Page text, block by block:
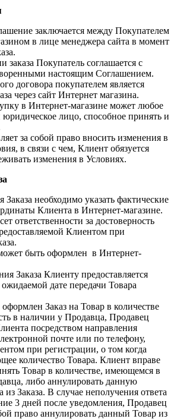
заключается между Покупателем
в лице менеджера сайта в момент
Покупатель соглашается с
настоящим Соглашением.
договора покупателем является
через сайт Интернет магазина.
в Интернет-магазине может любое
юридическое лицо, способное принять и
за собой право вносить изменения в
в связи с чем, Клиент обязуется
изменения в Условиях.
необходимо указать фактические
Клиента в Интернет-магазине.
ответственности за достоверность
Клиентом при
быть оформлен в Интернет-
Заказа Клиенту предоставляется
дате передачи Товара
Заказ на Товар в количестве
в наличии у Продавца, Продавец
посредством направления
почте или по телефону,
при регистрации, о том когда
количество Товара. Клиент вправе
Товар в количестве, имеющемся в
либо аннулировать данную
Заказа. В случае неполучения ответа
3 дней после уведомления, Продавец
право аннулировать данный Товар из